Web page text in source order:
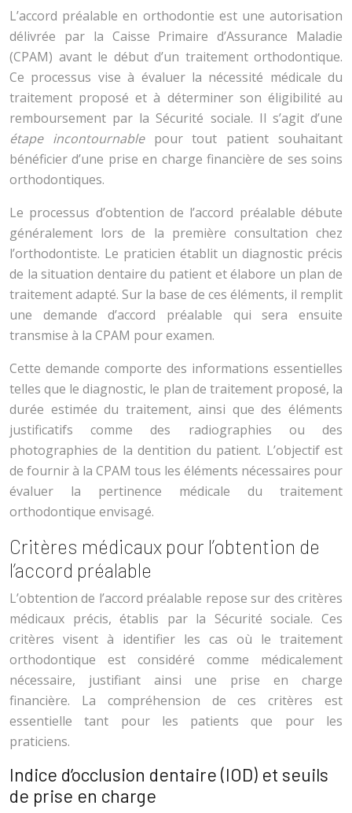
L’accord préalable en orthodontie est une autorisation
délivrée par la Caisse Primaire d’Assurance Maladie
(CPAM) avant le début d’un traitement orthodontique.
Ce processus vise à évaluer la nécessité médicale du
traitement proposé et à déterminer son éligibilité au
remboursement par la Sécurité sociale. Il s’agit d’une
étape incontournable pour tout patient souhaitant
bénéficier d’une prise en charge financière de ses soins
orthodontiques.
Le processus d’obtention de l’accord préalable débute
généralement lors de la première consultation chez
l’orthodontiste. Le praticien établit un diagnostic précis
de la situation dentaire du patient et élabore un plan de
traitement adapté. Sur la base de ces éléments, il remplit
une demande d’accord préalable qui sera ensuite
transmise à la CPAM pour examen.
Cette demande comporte des informations essentielles
telles que le diagnostic, le plan de traitement proposé, la
durée estimée du traitement, ainsi que des éléments
justificatifs comme des radiographies ou des
photographies de la dentition du patient. L’objectif est
de fournir à la CPAM tous les éléments nécessaires pour
évaluer la pertinence médicale du traitement
orthodontique envisagé.
Critères médicaux pour l’obtention de
l’accord préalable
L’obtention de l’accord préalable repose sur des critères
médicaux précis, établis par la Sécurité sociale. Ces
critères visent à identifier les cas où le traitement
orthodontique est considéré comme médicalement
nécessaire, justifiant ainsi une prise en charge
financière. La compréhension de ces critères est
essentielle tant pour les patients que pour les
praticiens.
Indice d’occlusion dentaire (IOD) et seuils
de prise en charge